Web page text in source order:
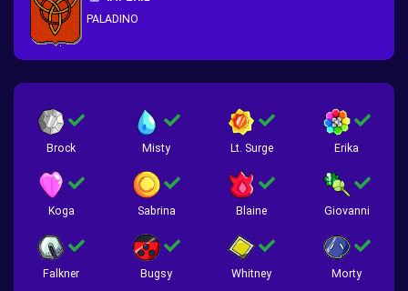
PALADINO
Brock Misty Lt. Surge Erika
Koga Sabrina Blaine Giovanni
Falkner Bugsy Whitney Morty